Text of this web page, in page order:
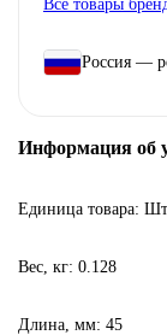
Все товары
Россия —
Информация об
Единица товара:
Вес, кг: 0.128
Длина, мм: 45